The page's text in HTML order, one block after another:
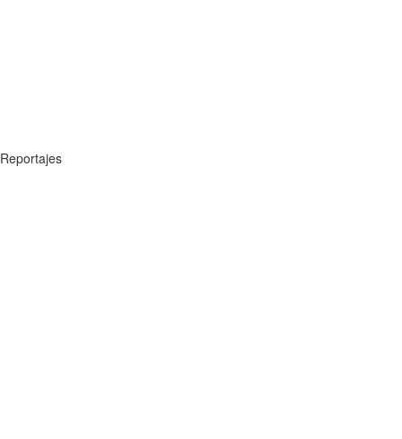
Reportajes